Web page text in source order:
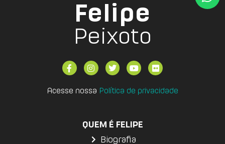
Felipe
Peixoto
Acesse nossa Política de privacidade
QUEM É FELIPE
Biografia